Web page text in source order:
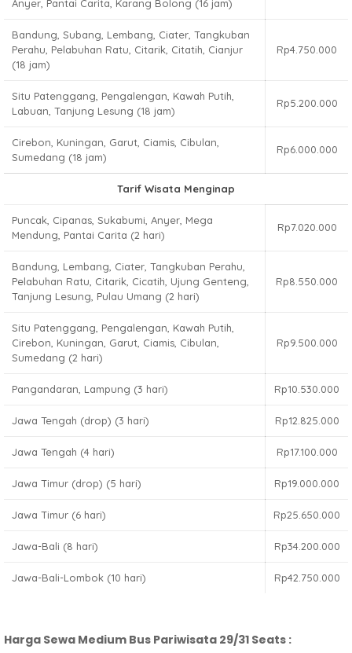
Anyer, Pantai Carita, Karang Bolong (16 jam)
Bandung, Subang, Lembang, Ciater, Tangkuban
Perahu, Pelabuhan Ratu, Citarik, Citatih, Cianjur
(18 jam)
Rp4.750.000
Situ Patenggang, Pengalengan, Kawah Putih,
Labuan, Tanjung Lesung (18 jam)
Rp5.200.000
Cirebon, Kuningan, Garut, Ciamis, Cibulan,
Sumedang (18 jam)
Rp6.000.000
Tarif Wisata Menginap
Puncak, Cipanas, Sukabumi, Anyer, Mega
Mendung, Pantai Carita (2 hari)
Rp7.020.000
Bandung, Lembang, Ciater, Tangkuban Perahu,
Pelabuhan Ratu, Citarik, Cicatih, Ujung Genteng,
Tanjung Lesung, Pulau Umang (2 hari)
Rp8.550.000
Situ Patenggang, Pengalengan, Kawah Putih,
Cirebon, Kuningan, Garut, Ciamis, Cibulan,
Sumedang (2 hari)
Rp9.500.000
Pangandaran, Lampung (3 hari) Rp10.530.000
Jawa Tengah (drop) (3 hari) Rp12.825.000
Jawa Tengah (4 hari) Rp17.100.000
Jawa Timur (drop) (5 hari) Rp19.000.000
Jawa Timur (6 hari) Rp25.650.000
Jawa-Bali (8 hari) Rp34.200.000
Jawa-Bali-Lombok (10 hari) Rp42.750.000
Harga Sewa Medium Bus Pariwisata 29/31 Seats :